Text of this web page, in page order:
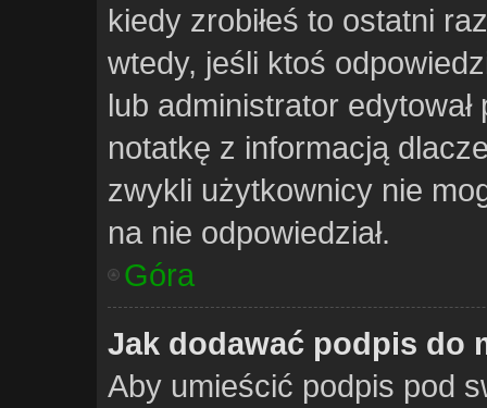
kiedy zrobiłeś to ostatni
wtedy, jeśli ktoś
lub administrator
notatkę z informacją
zwykli użytkownicy nie
na nie odpowiedział.
Góra
Jak dodawać podpis do
Aby umieścić podpis pod